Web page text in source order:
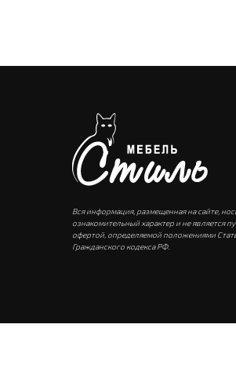
Вся информация, размещенная на сайте,
ознакомительный характер и не является
офертой, определяемой положениями
Гражданского кодекса РФ.